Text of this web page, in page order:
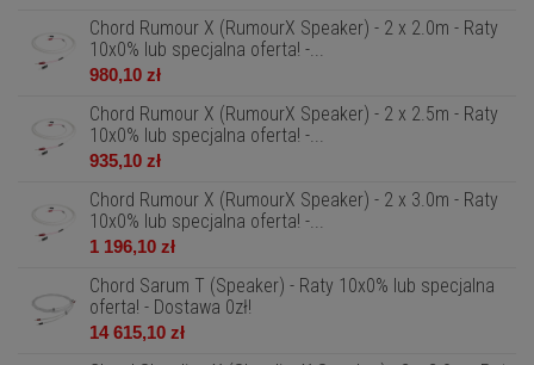
Chord Rumour X (RumourX Speaker) - 2 x 2.0m - Raty
10x0% lub specjalna oferta! -...
980,10 zł
Chord Rumour X (RumourX Speaker) - 2 x 2.5m - Raty
10x0% lub specjalna oferta! -...
935,10 zł
Chord Rumour X (RumourX Speaker) - 2 x 3.0m - Raty
10x0% lub specjalna oferta! -...
1 196,10 zł
Chord Sarum T (Speaker) - Raty 10x0% lub specjalna
oferta! - Dostawa 0zł!
14 615,10 zł